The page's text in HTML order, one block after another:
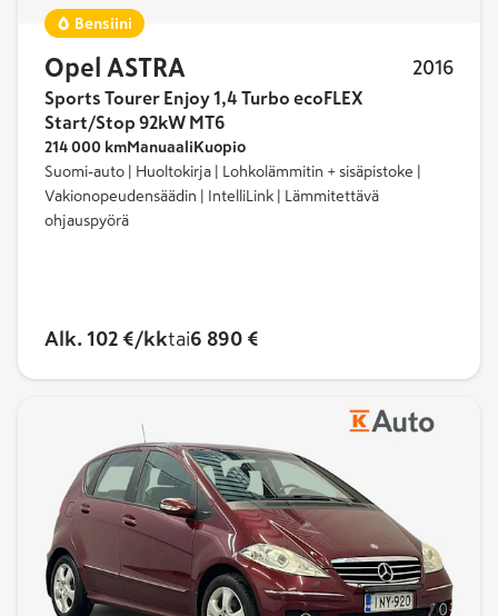
Bensiini
Opel ASTRA 2016
Sports Tourer Enjoy 1,4 Turbo ecoFLEX
Start/Stop 92kW MT6
214 000 km Manuaali Kuopio
Suomi-auto | Huoltokirja | Lohkolämmitin + sisäpistoke |
Vakionopeudensäädin | IntelliLink | Lämmitettävä
ohjauspyörä
Alk. 102 €/kktai6 890 €